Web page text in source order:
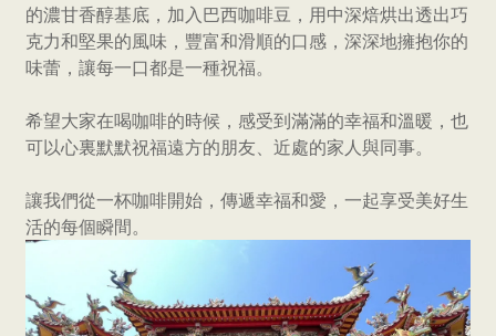
的濃甘香醇基底，加入巴西咖啡豆，用中深焙烘出透出巧
克力和堅果的風味，豐富和滑順的口感，深深地擁抱你的
味蕾，讓每一口都是一種祝福。
希望大家在喝咖啡的時候，感受到滿滿的幸福和溫暖，也
可以心裏默默祝福遠方的朋友、近處的家人與同事。
讓我們從一杯咖啡開始，傳遞幸福和愛，一起享受美好生
活的每個瞬間。